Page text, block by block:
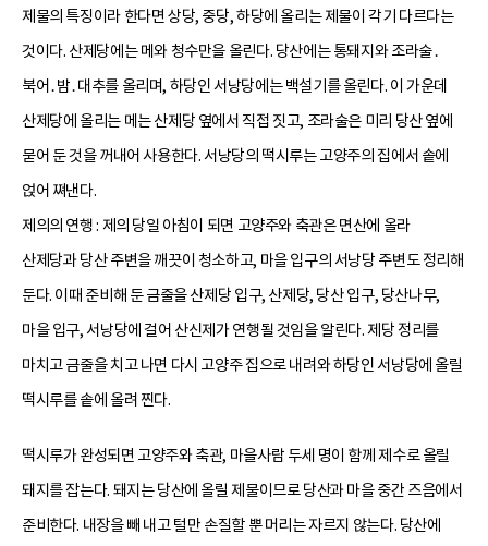
제물의 특징이라 한다면 상당, 중당, 하당에 올리는 제물이 각기 다르다는
것이다. 산제당에는 메와 청수만을 올린다. 당산에는 통돼지와 조라술․
북어․밤․대추를 올리며, 하당인 서낭당에는 백설기를 올린다. 이 가운데
산제당에 올리는 메는 산제당 옆에서 직접 짓고, 조라술은 미리 당산 옆에
묻어 둔 것을 꺼내어 사용한다. 서낭당의 떡시루는 고양주의 집에서 솥에
얹어 쪄낸다.
제의의 연행 : 제의 당일 아침이 되면 고양주와 축관은 면산에 올라
산제당과 당산 주변을 깨끗이 청소하고, 마을 입구의 서낭당 주변도 정리해
둔다. 이때 준비해 둔 금줄을 산제당 입구, 산제당, 당산 입구, 당산나무,
마을 입구, 서낭당에 걸어 산신제가 연행될 것임을 알린다. 제당 정리를
마치고 금줄을 치고 나면 다시 고양주 집으로 내려와 하당인 서낭당에 올릴
떡시루를 솥에 올려 찐다.
떡시루가 완성되면 고양주와 축관, 마을사람 두세 명이 함께 제수로 올릴
돼지를 잡는다. 돼지는 당산에 올릴 제물이므로 당산과 마을 중간 즈음에서
준비한다. 내장을 빼 내고 털만 손질할 뿐 머리는 자르지 않는다. 당산에